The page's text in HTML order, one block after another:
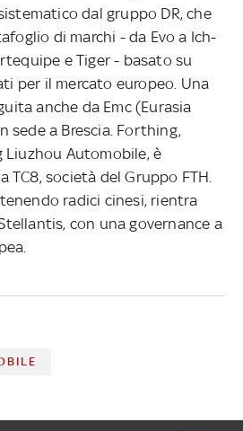
dal gruppo DR, che
di marchi - da Evo a Ich-
e Tiger - basato su
per il mercato europeo. Una
anche da Emc (Eurasia
sede a Brescia. Forthing,
Liuzhou Automobile, è
società del Gruppo FTH.
radici cinesi, rientra
con una governance a